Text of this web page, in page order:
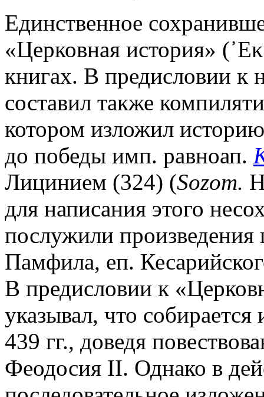
Единственное
«Церковная история»
книгах. В предисловии к
составил также
котором изложил
до победы имп. равноап.
Лицинием (324) (Sozom.
для написания этого
послужили произведения
Памфила, еп.
В предисловии к
указывал, что
439 гг., доведя
Феодосия II. Однако в